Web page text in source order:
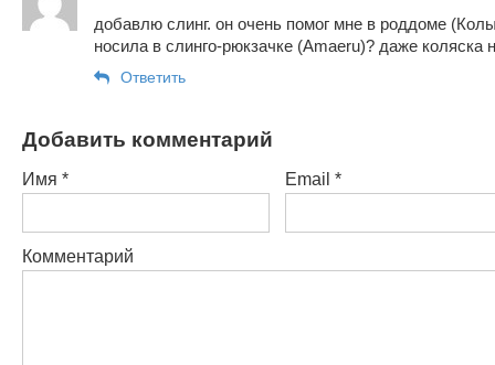
добавлю слинг. он очень помог мне в роддоме
носила в слинго-рюкзачке (Amaeru)? даже коляска
Ответить
Добавить комментарий
Имя * Email *
Комментарий